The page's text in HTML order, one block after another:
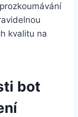
kvalitu na
bot